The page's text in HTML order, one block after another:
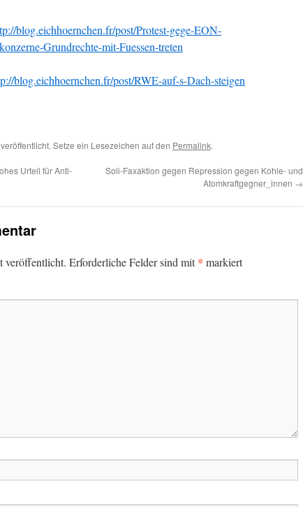
blog.eichhoernchen.fr/post/Protest-gege-EON-
Grundrechte-mit-Fuessen-treten
blog.eichhoernchen.fr/post/RWE-auf-s-Dach-steigen
veröffentlicht. Setze ein Lesezeichen auf den Permalink.
Urteil für Anti-
Soli-Faxaktion gegen Repression gegen Kohle- und
Atomkraftgegner_innen →
veröffentlicht. Erforderliche Felder sind mit* markiert